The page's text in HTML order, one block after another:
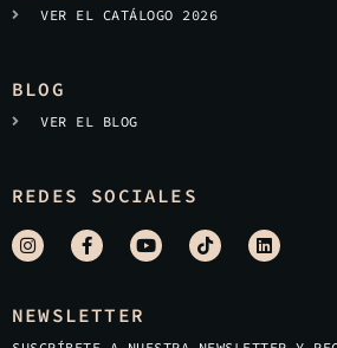
VER EL CATÁLOGO 2026
BLOG
VER EL BLOG
REDES SOCIALES
NEWSLETTER